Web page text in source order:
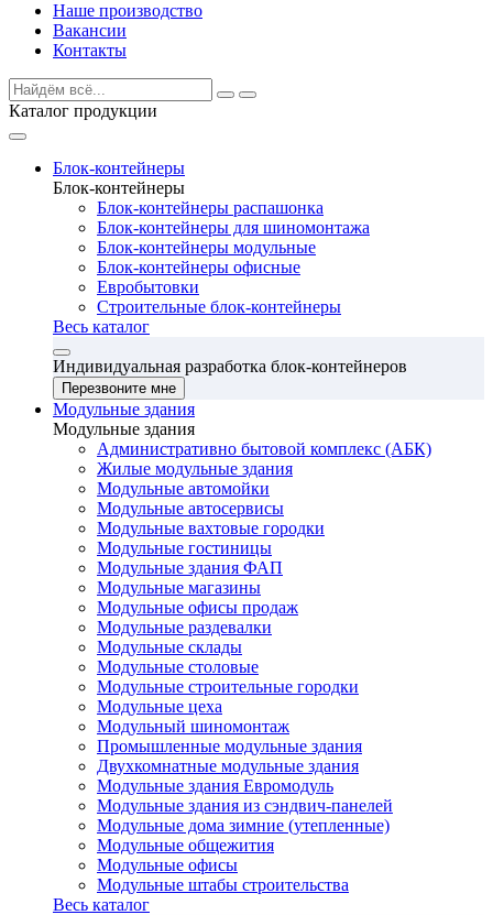
Наше производство
Вакансии
Контакты
Каталог продукции
Блок-контейнеры
Блок-контейнеры
Блок-контейнеры распашонка
Блок-контейнеры для шиномонтажа
Блок-контейнеры модульные
Блок-контейнеры офисные
Евробытовки
Строительные блок-контейнеры
Весь каталог
Индивидуальная разработка блок-контейнеров
Перезвоните мне
Модульные здания
Модульные здания
Административно бытовой комплекс (АБК)
Жилые модульные здания
Модульные автомойки
Модульные автосервисы
Модульные вахтовые городки
Модульные гостиницы
Модульные здания ФАП
Модульные магазины
Модульные офисы продаж
Модульные раздевалки
Модульные склады
Модульные столовые
Модульные строительные городки
Модульные цеха
Модульный шиномонтаж
Промышленные модульные здания
Двухкомнатные модульные здания
Модульные здания Евромодуль
Модульные здания из сэндвич-панелей
Модульные дома зимние (утепленные)
Модульные общежития
Модульные офисы
Модульные штабы строительства
Весь каталог